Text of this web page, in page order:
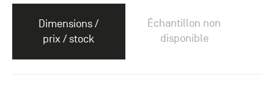
Dimensions /
prix / stock
Échantillon non
disponible